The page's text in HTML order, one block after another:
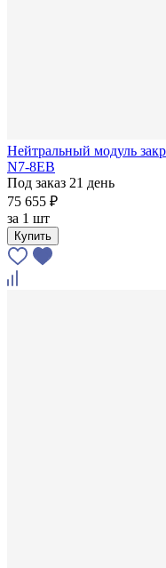
Нейтральный модуль
N7-8EB
Под заказ 21 день
75 655 ₽
за 1 шт
Купить